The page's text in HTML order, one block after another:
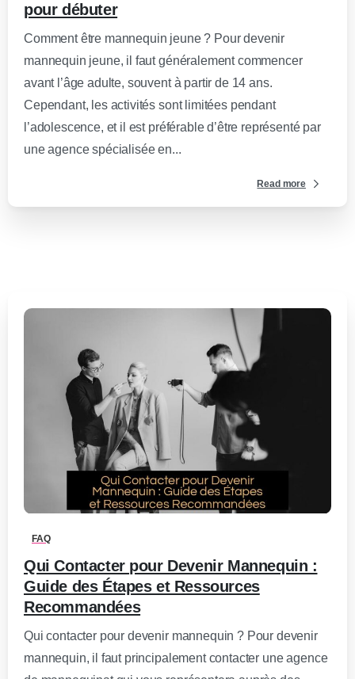
pour débuter
Comment être mannequin jeune ? Pour devenir
mannequin jeune, il faut généralement commencer
avant l’âge adulte, souvent à partir de 14 ans.
Cependant, les activités sont limitées pendant
l’adolescence, et il est préférable d’être représenté par
une agence spécialisée en...
Read more
0
FAQ
Qui Contacter pour Devenir Mannequin :
Guide des Étapes et Ressources
Recommandées
Qui contacter pour devenir mannequin ? Pour devenir
mannequin, il faut principalement contacter une agence